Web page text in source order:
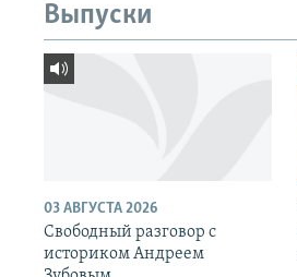
Выпуски
03 АВГУСТА 2026
Свободный разговор с
историком Андреем